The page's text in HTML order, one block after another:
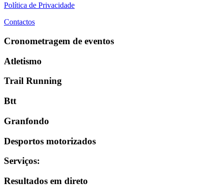
Política de Privacidade
Contactos
Cronometragem de eventos
Atletismo
Trail Running
Btt
Granfondo
Desportos motorizados
Serviços:
Resultados em direto